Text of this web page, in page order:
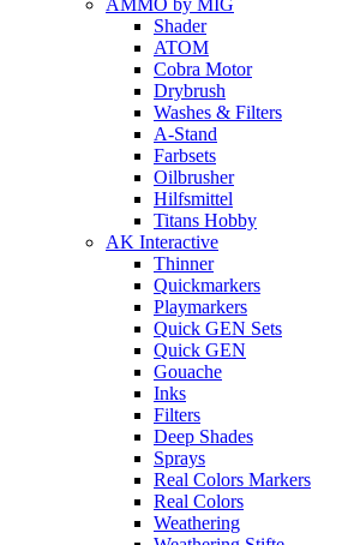
AMMO by MIG
Shader
ATOM
Cobra Motor
Drybrush
Washes & Filters
A-Stand
Farbsets
Oilbrusher
Hilfsmittel
Titans Hobby
AK Interactive
Thinner
Quickmarkers
Playmarkers
Quick GEN Sets
Quick GEN
Gouache
Inks
Filters
Deep Shades
Sprays
Real Colors Markers
Real Colors
Weathering